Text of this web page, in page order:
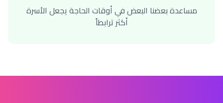
مساعدة بعضنا البعض في أوقات الحاجة يجعل الأسرة
أكثر ترابطاً